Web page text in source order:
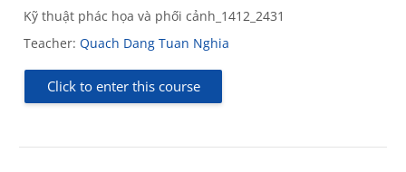
Kỹ thuật phác họa và phối cảnh_1412_2431
Teacher: Quach Dang Tuan Nghia
Click to enter this course